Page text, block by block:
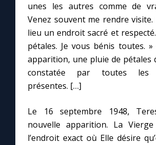
unes les autres comme de
Venez souvent me rendre visite.
lieu un endroit sacré et
pétales. Je vous bénis toutes.
apparition, une pluie de pétales
constatée par toutes les
présentes. […]
Le 16 septembre 1948,
nouvelle apparition. La
l’endroit exact où Elle désire